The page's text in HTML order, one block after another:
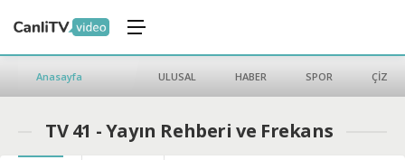
Anasayfa ULUSAL HABER SPOR ÇİZGİ
TV 41 - Yayın Rehberi ve Frekans